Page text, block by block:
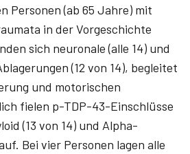
Personen (ab 65 Jahre) mit
in der Vorgeschichte
sich neuronale (alle 14) und
(12 von 14), begleitet
und motorischen
fielen p-TDP-43-Einschlüsse
(13 von 14) und Alpha-
Bei vier Personen lagen alle